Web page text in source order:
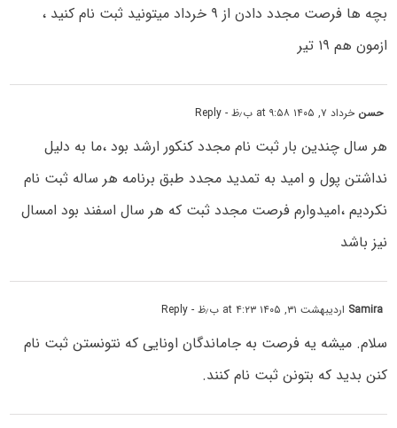
بچه ها فرصت مجدد دادن از ۹ خرداد میتونید ثبت نام کنید ،
ازمون هم ۱۹ تیر
حسن خرداد ۷, ۱۴۰۵ at ۹:۵۸ ب٫ظ - Reply
هر سال چندین بار ثبت نام مجدد کنکور ارشد بود ،ما به دلیل
نداشتن پول و امید به تمدید مجدد طبق برنامه هر ساله ثبت نام
نکردیم ،امیدوارم فرصت مجدد ثبت که هر سال اسفند بود امسال
نیز باشد
Samira اردیبهشت ۳۱, ۱۴۰۵ at ۴:۲۳ ب٫ظ - Reply
سلام. میشه یه فرصت به جاماندگان اونایی که نتونستن ثبت نام
کنن بدید که بتونن ثبت نام کنند.